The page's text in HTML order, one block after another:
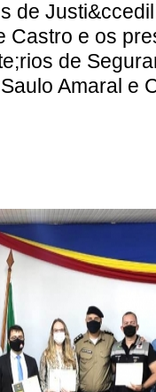
de
Castro e os
de
Amaral e